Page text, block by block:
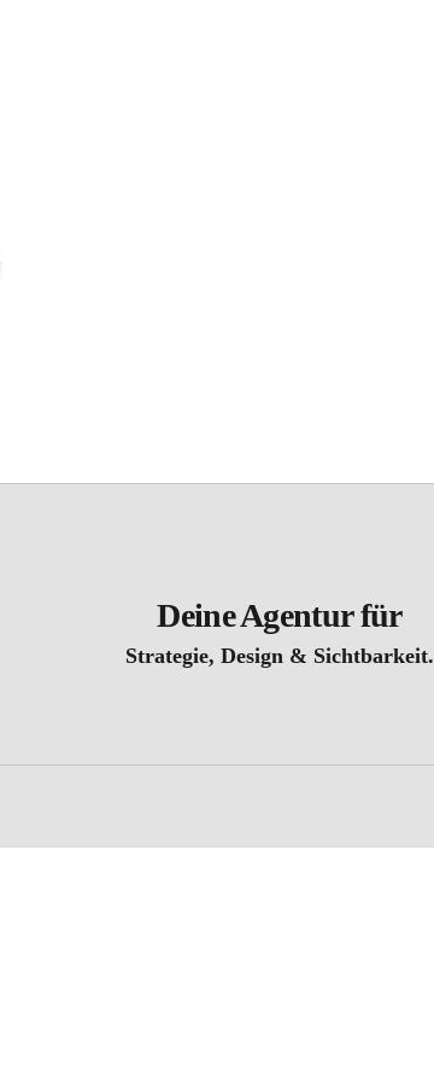
Deine Agentur für
Strategie, Design & Sichtbarkeit.